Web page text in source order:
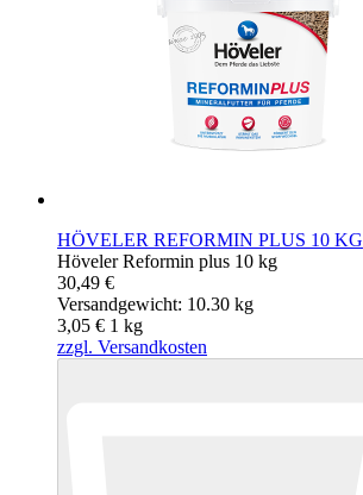
HÖVELER REFORMIN PLUS 10 KG
Höveler Reformin plus 10 kg
30,49 €
Versandgewicht: 10.30 kg
3,05 € 1 kg
zzgl. Versandkosten